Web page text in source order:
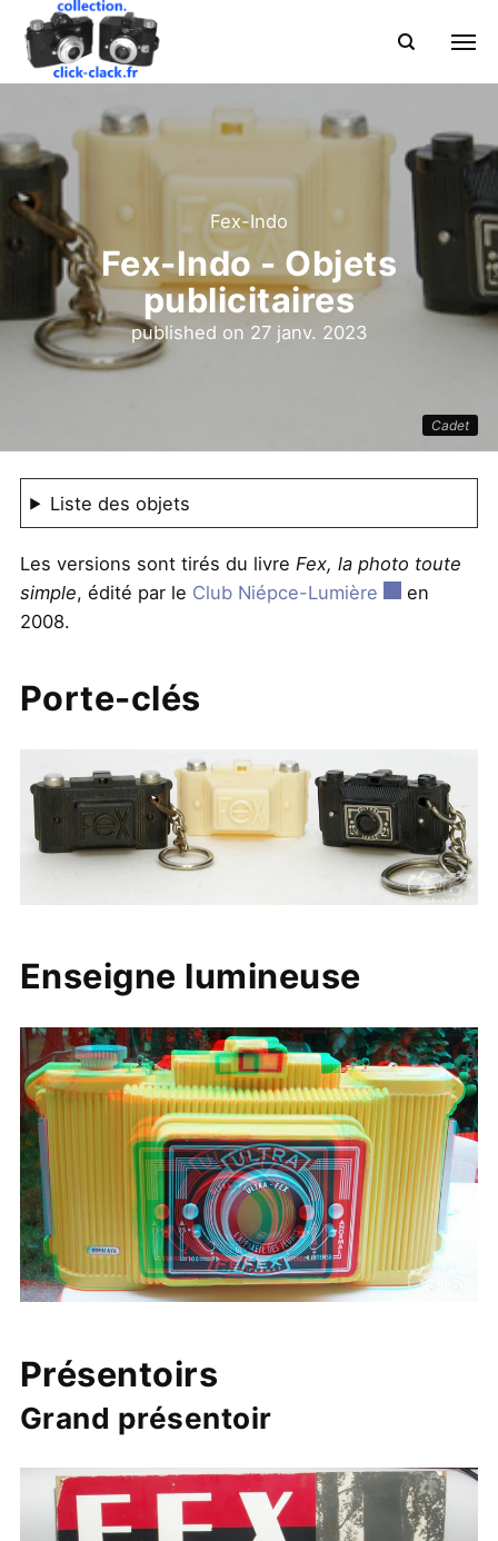
Fex-Indo
Fex-Indo - Objets
publicitaires
published on 27 janv. 2023
Cadet
Liste des objets
Les versions sont tirés du livre Fex, la photo toute
simple, édité par le Club Niépce-Lumière
en
2008.
Porte-clés
Enseigne lumineuse
Présentoirs
Grand présentoir